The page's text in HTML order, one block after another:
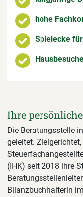
hohe
Spielecke
Hausbesuche
Ihre
Die Beratungsstelle
geleitet.
(IHK) seit 2018 ihre
Bilanzbuchhalterin